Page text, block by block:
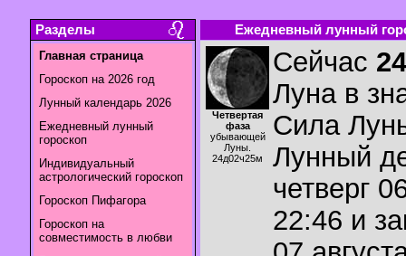
Разделы
Главная страница
Гороскоп на 2026 год
Лунный календарь 2026
Ежедневный лунный
гороскоп
Индивидуальный
астрологический гороскоп
Гороскоп Пифагора
Гороскоп на
совместимость в любви
Ежедневный лунный
Четвертая
фаза
убывающей
Луны.
24д02ч25м
Сейчас
Луна в
Сила
Лунный
четверг
22:46 и